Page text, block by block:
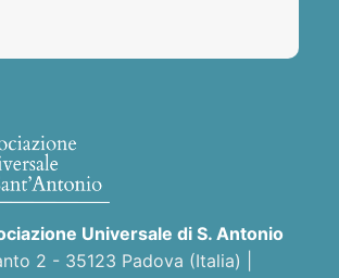
Universale di S. Antonio
2 - 35123 Padova (Italia) |